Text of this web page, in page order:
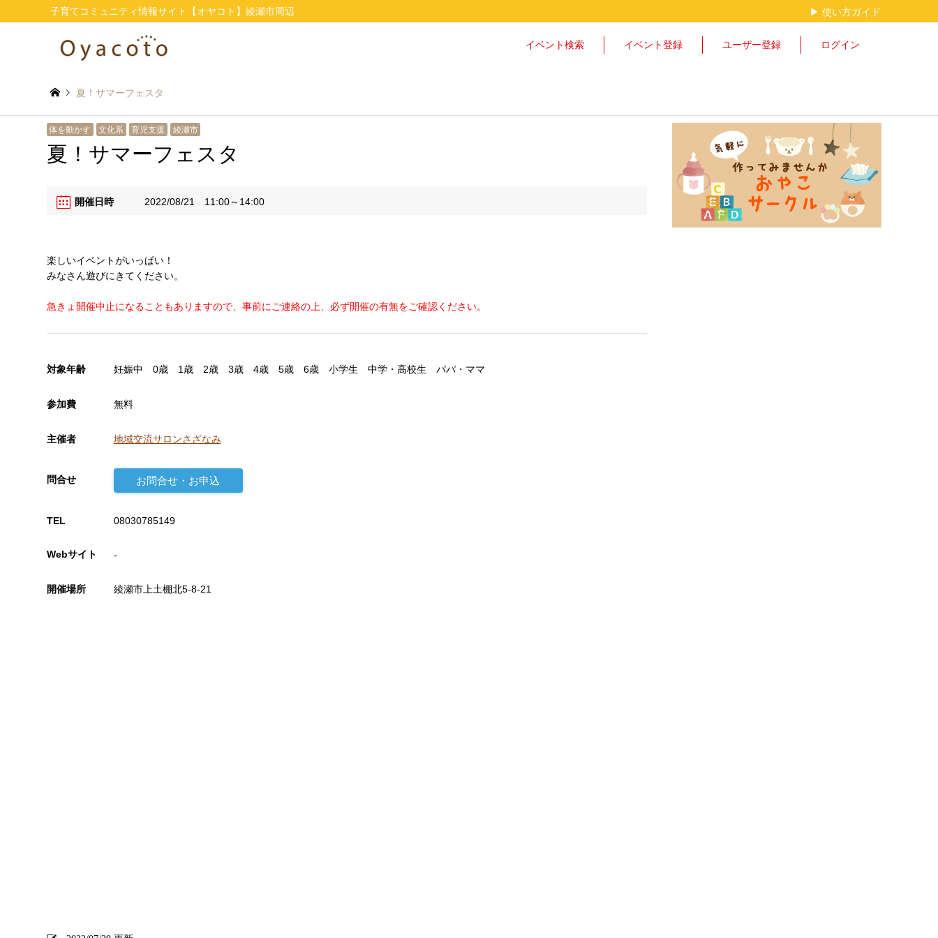
子育てコミュニティ情報サイト【オヤコト】綾瀬市周辺 ▶︎ 使い方ガイド
イベント検索 イベント登録 ユーザー登録 ログイン
夏！サマーフェスタ
体を動かす 文化系 育児支援 綾瀬市
夏！サマーフェスタ
開催日時 2022/08/21 11:00～14:00
楽しいイベントがいっぱい！
みなさん遊びにきてください。
急きょ開催中止になることもありますので、事前にご連絡の上、必ず開催の有無をご確認ください。
対象年齢 妊娠中 0歳 1歳 2歳 3歳 4歳 5歳 6歳 小学生 中学・高校生 パパ・ママ
参加費 無料
主催者 地域交流サロンさざなみ
問合せ お問合せ・お申込
TEL 08030785149
Webサイト -
開催場所 綾瀬市上土棚北5-8-21